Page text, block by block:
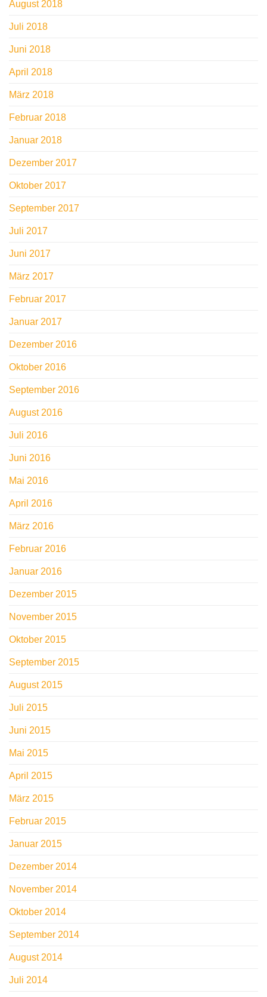
August 2018
Juli 2018
Juni 2018
April 2018
März 2018
Februar 2018
Januar 2018
Dezember 2017
Oktober 2017
September 2017
Juli 2017
Juni 2017
März 2017
Februar 2017
Januar 2017
Dezember 2016
Oktober 2016
September 2016
August 2016
Juli 2016
Juni 2016
Mai 2016
April 2016
März 2016
Februar 2016
Januar 2016
Dezember 2015
November 2015
Oktober 2015
September 2015
August 2015
Juli 2015
Juni 2015
Mai 2015
April 2015
März 2015
Februar 2015
Januar 2015
Dezember 2014
November 2014
Oktober 2014
September 2014
August 2014
Juli 2014